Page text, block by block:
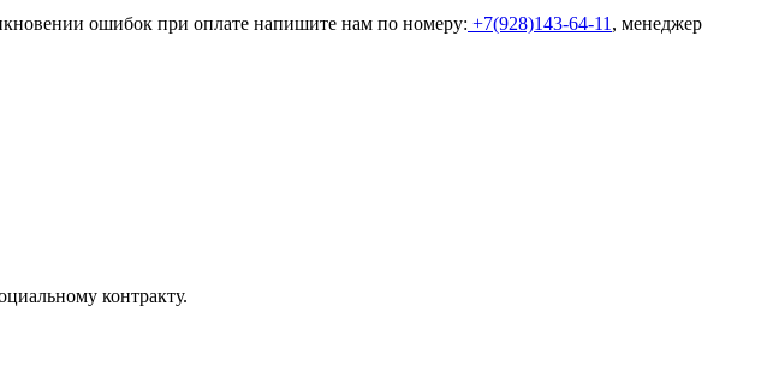
ошибок при оплате напишите нам по номеру: +7(928)143-64-11 , менеджер
контракту.